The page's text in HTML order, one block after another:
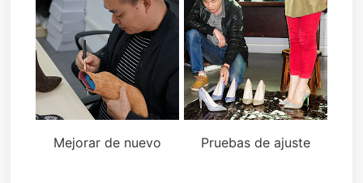
Mejorar de nuevo Pruebas de ajuste